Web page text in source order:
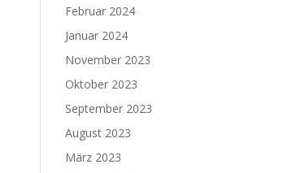
Februar 2024
Januar 2024
November 2023
Oktober 2023
September 2023
August 2023
März 2023